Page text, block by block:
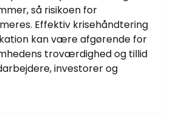
så risikoen for
Effektiv krisehåndtering
kan være afgørende for
troværdighed og tillid
investorer og